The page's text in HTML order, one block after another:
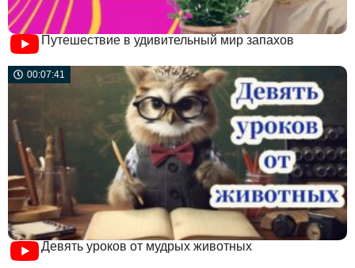
Путешествие в удивительный мир запахов
00:07:41
Девять уроков от мудрых животных